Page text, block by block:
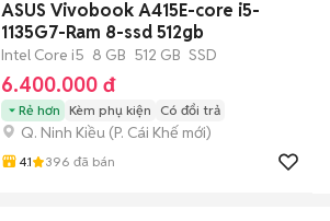
ASUS Vivobook A415E-core i5-
1135G7-Ram 8-ssd 512gb
Intel Core i5 8 GB 512 GB SSD
6.400.000 đ
Rẻ hơn Kèm phụ kiện Có đổi trả
Q. Ninh Kiều (P. Cái Khế mới)
4.1 396 đã bán